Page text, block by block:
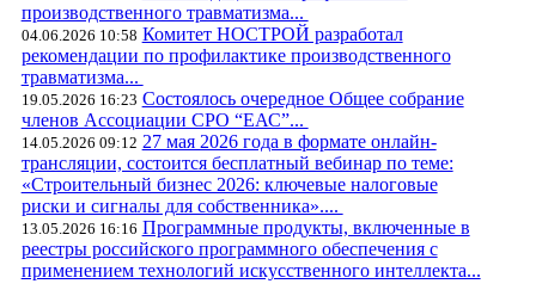
производственного травматизма...
04.06.2026 10:58 Комитет НОСТРОЙ разработал
рекомендации по профилактике производственного
травматизма...
19.05.2026 16:23 Состоялось очередное Общее собрание
членов Ассоциации СРО “ЕАС”...
14.05.2026 09:12 27 мая 2026 года в формате онлайн-
трансляции, состоится бесплатный вебинар по теме:
«Строительный бизнес 2026: ключевые налоговые
риски и сигналы для собственника»....
13.05.2026 16:16 Программные продукты, включенные в
реестры российского программного обеспечения с
применением технологий искусственного интеллекта...